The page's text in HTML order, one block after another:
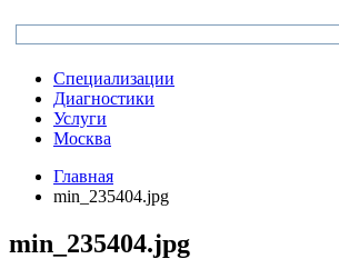
Специализации
Диагностики
Услуги
Москва
Главная
min_235404.jpg
min_235404.jpg